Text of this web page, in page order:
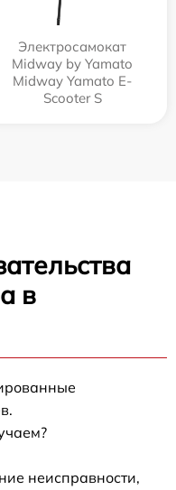
Электросамокат
Midway by Yamato
Midway Yamato E-
Scooter S
в
неисправности,